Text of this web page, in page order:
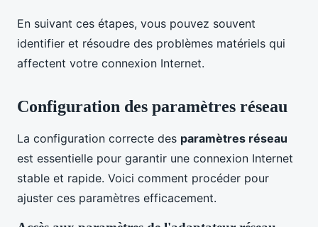
En suivant ces étapes, vous pouvez souvent
identifier et résoudre des problèmes matériels qui
affectent votre connexion Internet.
Configuration des paramètres réseau
La configuration correcte des paramètres réseau
est essentielle pour garantir une connexion Internet
stable et rapide. Voici comment procéder pour
ajuster ces paramètres efficacement.